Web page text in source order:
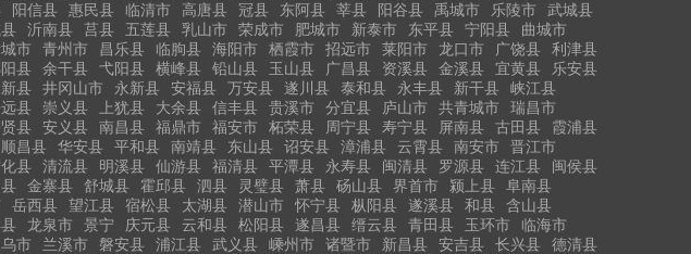
阳信县 惠民县 临清市 高唐县 冠县 东阿县 莘县 阳谷县 禹城市 乐陵市
武城县
沂南县 莒县 五莲县 乳山市 荣成市 肥城市 新泰市 东平县 宁阳县
曲城市
市 青州市 昌乐县 临朐县 海阳市 栖霞市 招远市 莱阳市 龙口市 广饶县
利津县
县 余干县 弋阳县 横峰县 铅山县 玉山县 广昌县 资溪县 金溪县 宜黄县
乐安县
县 井冈山市 永新县 安福县 万安县 遂川县 泰和县 永丰县 新干县
峡江县
县 崇义县 上犹县 大余县 信丰县 贵溪市 分宜县 庐山市 共青城市
瑞昌市
县 安义县 南昌县 福鼎市 福安市 柘荣县 周宁县 寿宁县 屏南县 古田县
霞浦县
顺昌县 华安县 平和县 南靖县 东山县 诏安县 漳浦县 云霄县 南安市
晋江市
县 清流县 明溪县 仙游县 福清县 平潭县 永寿县 闽清县 罗源县 连江县
闽侯县
金寨县 舒城县 霍邱县 泗县 灵璧县 萧县 砀山县 界首市 颍上县
阜南县
岳西县 望江县 宿松县 太湖县 潜山市 怀宁县 枞阳县 遂溪县 和县
含山县
龙泉市 景宁 庆元县 云和县 松阳县 遂昌县 缙云县 青田县 玉环市
临海市
乌市 兰溪市 磐安县 浦江县 武义县 嵊州市 诸暨市 新昌县 安吉县 长兴县
德清县